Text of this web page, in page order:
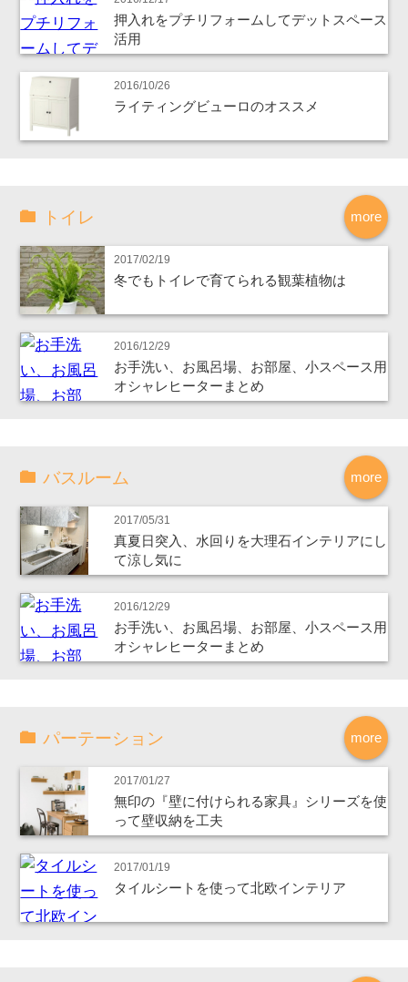
押入れをプチリフォームしてデットスペース
活用
2016/10/26
ライティングビューロのオススメ
more
トイレ
2017/02/19
冬でもトイレで育てられる観葉植物は
2016/12/29
お手洗い、お風呂場、お部屋、小スペース用
オシャレヒーターまとめ
more
バスルーム
2017/05/31
真夏日突入、水回りを大理石インテリアにし
て涼し気に
2016/12/29
お手洗い、お風呂場、お部屋、小スペース用
オシャレヒーターまとめ
more
パーテーション
2017/01/27
無印の『壁に付けられる家具』シリーズを使
って壁収納を工夫
2017/01/19
タイルシートを使って北欧インテリア